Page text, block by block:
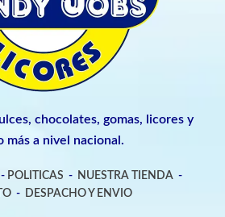
chocolates, gomas, licores y
más a nivel nacional.
- POLITICAS - NUESTRA TIENDA -
- DESPACHO Y ENVIO